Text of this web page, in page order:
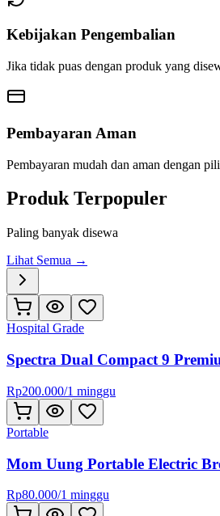
Kebijakan Pengembalian
Jika tidak puas dengan produk yang
Pembayaran Aman
Pembayaran mudah dan aman dengan
Produk Terpopuler
Paling banyak disewa
Lihat Semua →
Hospital Grade
Spectra Dual Compact 9
Rp200.000/1 minggu
Portable
Mom Uung Portable Electric
Rp80.000/1 minggu